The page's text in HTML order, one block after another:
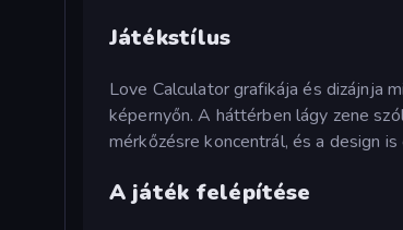
Játékstílus
Love Calculator grafikája és dizájnja
képernyőn. A háttérben lágy zene
mérkőzésre koncentrál, és a design
A játék felépítése